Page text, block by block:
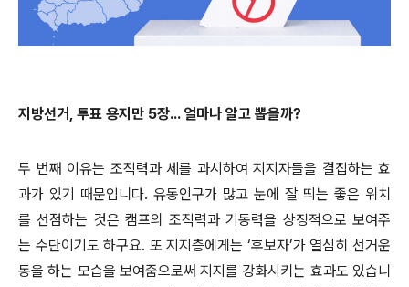
지방선거, 투표 용지만 5장... 얼마나 알고 뽑을까?
두 번째 이유는 조직력과 세를 과시하여 지지자들을 결집하는 효
과가 있기 때문입니다. 유동인구가 많고 눈에 잘 띄는 좋은 위치
를 선점하는 것은 캠프의 조직력과 기동력을 상징적으로 보여주
는 수단이기도 하구요. 또 지지층에게는 ‘후보자’가 열심히 선거운
동을 하는 모습을 보여줌으로써 지지를 강화시키는 효과도 있습니